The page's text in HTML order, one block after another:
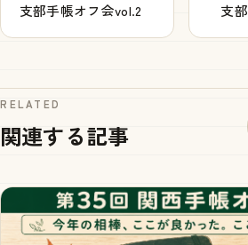
支部手帳オフ会vol.2
支
RELATED
関連する記事